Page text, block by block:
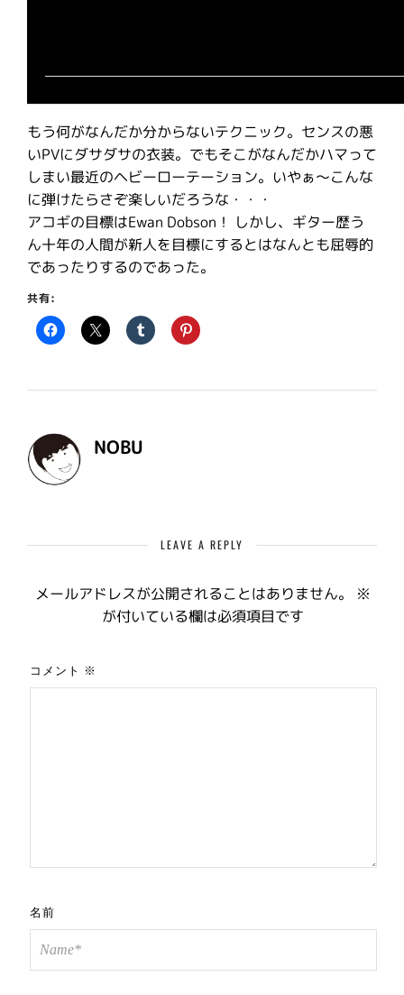
もう何がなんだか分からないテクニック。センスの悪
いPVにダサダサの衣装。でもそこがなんだかハマって
しまい最近のヘビーローテーション。いやぁ〜こんな
に弾けたらさぞ楽しいだろうな・・・
アコギの目標はEwan Dobson！ しかし、ギター歴う
ん十年の人間が新人を目標にするとはなんとも屈辱的
であったりするのであった。
共有:
NOBU
LEAVE A REPLY
メールアドレスが公開されることはありません。
※
が付いている欄は必須項目です
コメント ※
名前